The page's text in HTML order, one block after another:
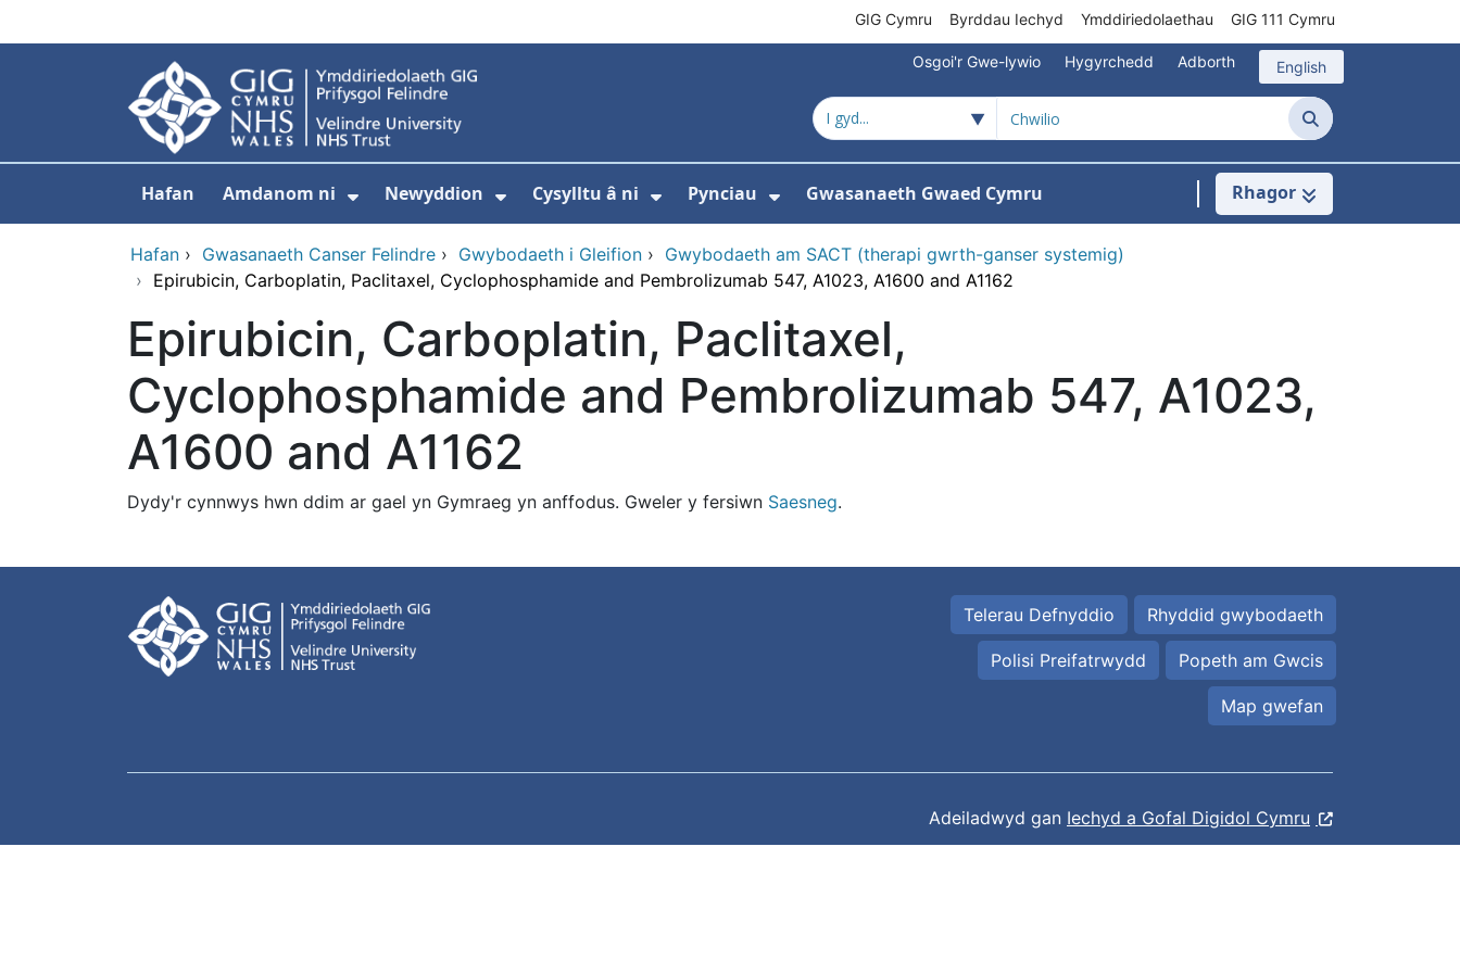
GIG Cymru Byrddau Iechyd Ymddiriedolaethau GIG 111 Cymru
Osgoi'r Gwe-lywio Hygyrchedd Adborth English
Chwilio
Hafan Amdanom ni Newyddion Cysylltu â ni Pynciau Gwasanaeth Gwaed Cymru Rhagor
Hafan › Gwasanaeth Canser Felindre › Gwybodaeth i Gleifion › Gwybodaeth am SACT (therapi gwrth-ganser systemig)
› Epirubicin, Carboplatin, Paclitaxel, Cyclophosphamide and Pembrolizumab 547, A1023, A1600 and A1162
Epirubicin, Carboplatin, Paclitaxel,
Cyclophosphamide and Pembrolizumab 547, A1023,
A1600 and A1162
Dydy'r cynnwys hwn ddim ar gael yn Gymraeg yn anffodus. Gweler y fersiwn Saesneg.
Telerau Defnyddio Rhyddid gwybodaeth
Polisi Preifatrwydd Popeth am Gwcis
Map gwefan
Adeiladwyd gan Iechyd a Gofal Digidol Cymru